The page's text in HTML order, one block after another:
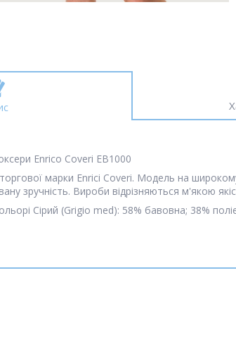
Enrico Coveri EB1000
торгової марки Enrici Coveri. Модель на
зручність. Вироби відрізняються м'якою
Сірий (Grigio med): 58% бавовна; 38%